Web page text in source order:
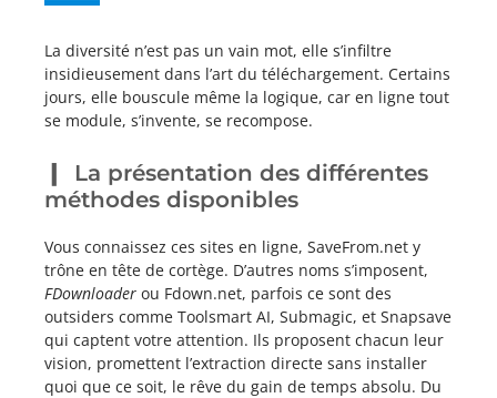
La diversité n’est pas un vain mot, elle s’infiltre
insidieusement dans l’art du téléchargement. Certains
jours, elle bouscule même la logique, car en ligne tout
se module, s’invente, se recompose.
La présentation des différentes
méthodes disponibles
Vous connaissez ces sites en ligne, SaveFrom.net y
trône en tête de cortège. D’autres noms s’imposent,
FDownloader ou Fdown.net, parfois ce sont des
outsiders comme Toolsmart AI, Submagic, et Snapsave
qui captent votre attention. Ils proposent chacun leur
vision, promettent l’extraction directe sans installer
quoi que ce soit, le rêve du gain de temps absolu. Du